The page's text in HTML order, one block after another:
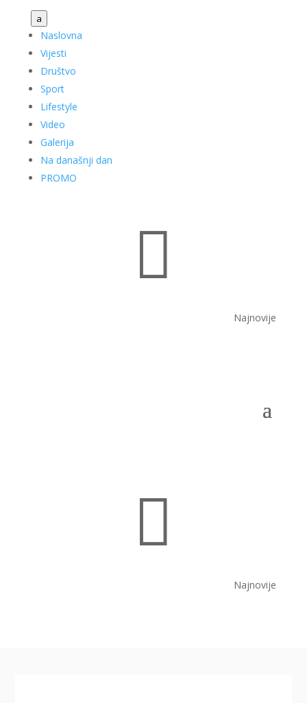
a
Naslovna
Vijesti
Društvo
Sport
Lifestyle
Video
Galerija
Na današnji dan
PROMO

Najnovije

Najnovije